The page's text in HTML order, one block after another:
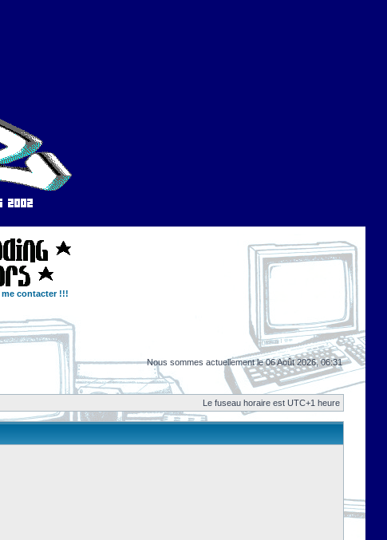
me contacter !!!
Nous sommes actuellement le 06 Août 2026, 06:31
Le fuseau horaire est UTC+1 heure